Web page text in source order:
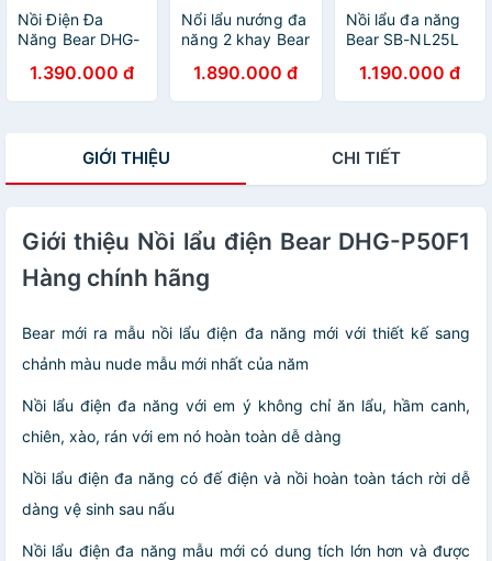
Nồi Điện Đa
Năng Bear DHG-
Siêu Nhanh Cao
Cấp Công Suất
1.390.000 đ
Nổi lẩu nướng đa
năng 2 khay Bear
chính hãng
1.890.000 đ
Nồi lẩu đa năng
Bear SB-NL25L
chính hãng
1.190.000 đ
GIỚI THIỆU CHI TIẾT
Giới thiệu Nồi lẩu điện Bear DHG-P50F1
Hàng chính hãng
Bear mới ra mẫu nồi lẩu điện đa năng mới với thiết kế sang
chảnh màu nude mẫu mới nhất của năm
Nồi lẩu điện đa năng với em ý không chỉ ăn lẩu, hầm canh,
chiên, xào, rán với em nó hoàn toàn dễ dàng
Nồi lẩu điện đa năng có đế điện và nồi hoàn toàn tách rời dễ
dàng vệ sinh sau nấu
Nồi lẩu điện đa năng mẫu mới có dung tích lớn hơn và được